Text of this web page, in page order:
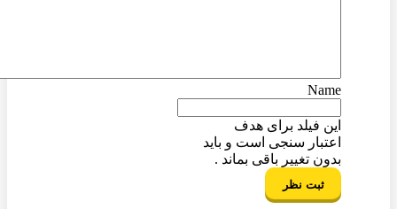
Name
این فیلد برای هدف
اعتبار سنجی است و باید
بدون تغییر باقی بماند .